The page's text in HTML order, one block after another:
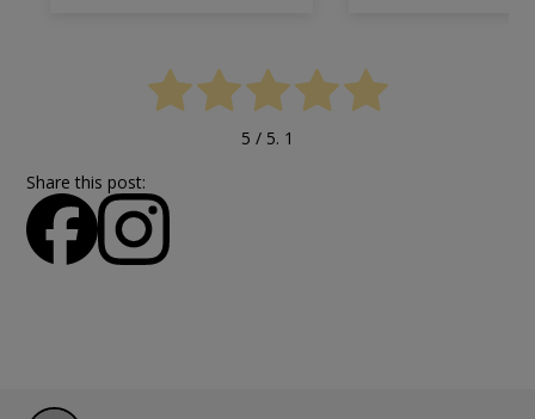
5 / 5. 1
Share this post: